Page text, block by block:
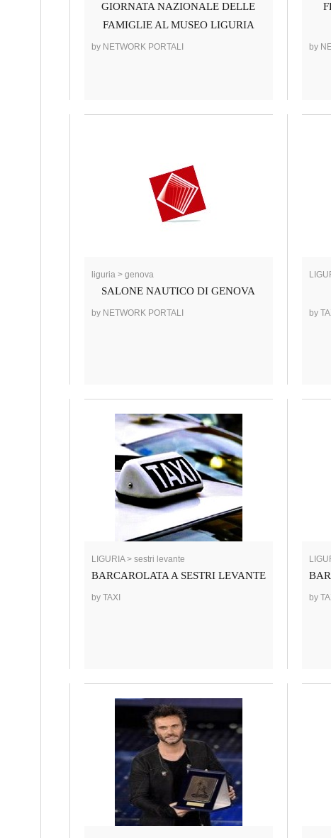
GIORNATA NAZIONALE DELLE
FAMIGLIE AL MUSEO LIGURIA
by NETWORK PORTALI by
liguria > genova
SALONE NAUTICO DI GENOVA
by NETWORK PORTALI by
LIGURIA > sestri levante
BARCAROLATA A SESTRI LEVANTE
by TAXI by